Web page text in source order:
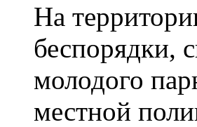
На
беспорядки,
молодого
местной